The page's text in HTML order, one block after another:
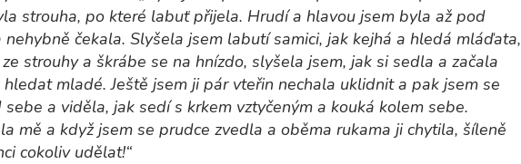
strouha, po které labuť přijela. Hrudí a hlavou jsem byla až pod
čekala. Slyšela jsem labutí samici, jak kejhá a hledá mláďata,
strouhy a škrábe se na hnízdo, slyšela jsem, jak si sedla a začala
mladé. Ještě jsem ji pár vteřin nechala uklidnit a pak jsem se
a viděla, jak sedí s krkem vztyčeným a kouká kolem sebe.
mě a když jsem se prudce zvedla a oběma rukama ji chytila, šíleně
cokoliv udělat!“